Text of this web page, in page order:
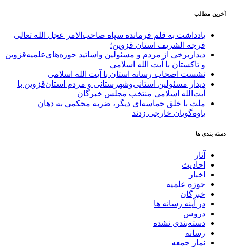
آخرین مطالب
یادداشت به قلم فرمانده سپاه صاحب‌الامر عجل الله تعالی
فرجه الشریف استان قزوین؛
دیداربرخی از مردم و مسئولین واساتید حوزه‌های‌علمیه‌قزوین
و تاکستان با آیت الله اسلامی
نشست اصحاب رسانه استان با آیت الله اسلامی
دیدار مسئولین استانی‌وشهرستانی و مردم‌ استان‌قزوین با
آیت‌الله‌ اسلامی منتخب مجلس‌ خبرگان
ملت با خلق حماسه‌ای دیگر، ضربه محکمی به دهان
یاوه‌گویان خارجی زدند
دسته بندی ها
آثار
احادیث
اخبار
حوزه علمیه
خبرگان
در آینه رسانه ها
دروس
دسته‌بندی نشده
رسانه
نماز جمعه